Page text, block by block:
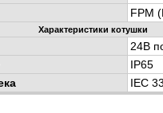
FPM
Характеристики котушки
24В
IP65
IEC